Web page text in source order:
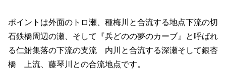
ポイントは外面のトロ瀬、種梅川と合流する地点下流の切
石鉄橋周辺の瀬、そして『兵どのの夢のカーブ』と呼ばれ
る仁鮒集落の下流の支流 内川と合流する深瀬そして銀杏
橋 上流、藤琴川との合流地点です。